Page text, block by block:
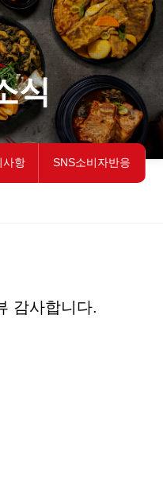
사항 SNS소비자반응
식
감사합니다.